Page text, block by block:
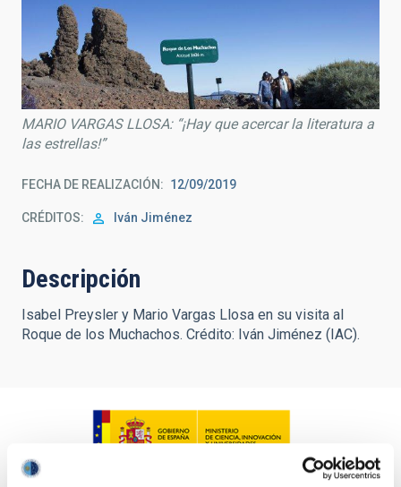
MARIO VARGAS LLOSA: “¡Hay que acercar la literatura a
las estrellas!”
FECHA DE REALIZACIÓN 12/09/2019
CRÉDITOS Iván Jiménez
Descripción
Isabel Preysler y Mario Vargas Llosa en su visita al
Roque de los Muchachos. Crédito: Iván Jiménez (IAC).